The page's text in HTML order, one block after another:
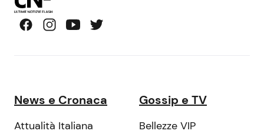
News e Cronaca
Attualità Italiana
Gossip e TV
Bellezze VIP